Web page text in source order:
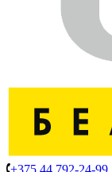
+375 44 792-24-99